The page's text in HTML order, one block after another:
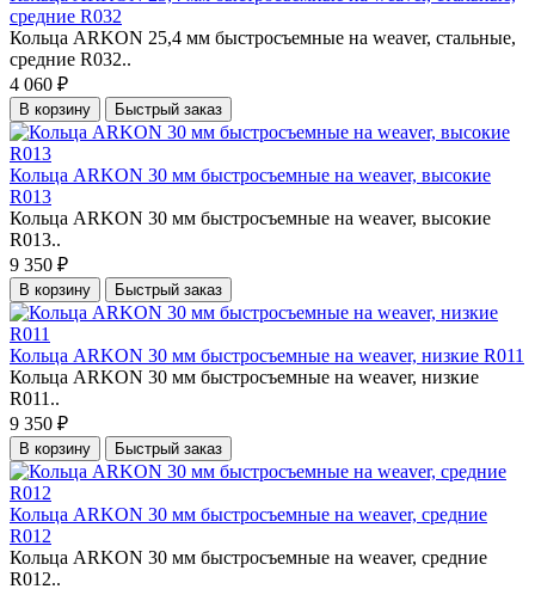
средние R032
Кольца ARKON 25,4 мм быстросъемные на weaver, стальные,
средние R032..
4 060 ₽
В корзину Быстрый заказ
Кольца ARKON 30 мм быстросъемные на weaver, высокие
R013
Кольца ARKON 30 мм быстросъемные на weaver, высокие
R013..
9 350 ₽
В корзину Быстрый заказ
Кольца ARKON 30 мм быстросъемные на weaver, низкие R011
Кольца ARKON 30 мм быстросъемные на weaver, низкие
R011..
9 350 ₽
В корзину Быстрый заказ
Кольца ARKON 30 мм быстросъемные на weaver, средние
R012
Кольца ARKON 30 мм быстросъемные на weaver, средние
R012..